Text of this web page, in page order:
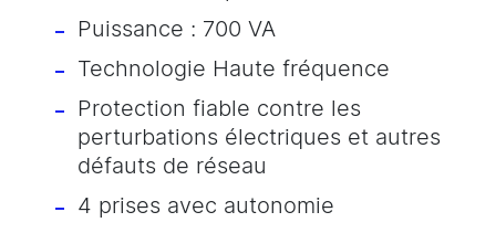
Puissance : 700 VA
Technologie Haute fréquence
Protection fiable contre les
perturbations électriques et autres
défauts de réseau
4 prises avec autonomie